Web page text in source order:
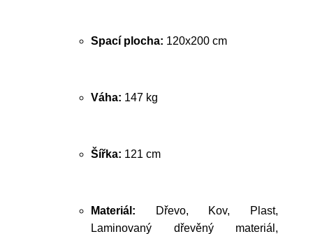
Spací plocha: 120x200 cm
Váha: 147 kg
Šířka: 121 cm
Materiál: Dřevo, Kov, Plast,
Laminovaný dřevěný materiál,